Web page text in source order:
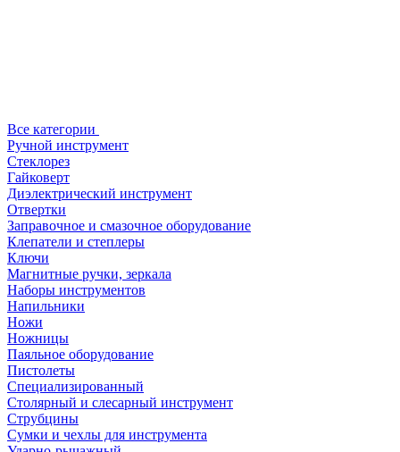
Все категории
Ручной инструмент
Стеклорез
Гайковерт
Диэлектрический инструмент
Отвертки
Заправочное и смазочное оборудование
Клепатели и степлеры
Ключи
Магнитные ручки, зеркала
Наборы инструментов
Напильники
Ножи
Ножницы
Паяльное оборудование
Пистолеты
Специализированный
Столярный и слесарный инструмент
Струбцины
Сумки и чехлы для инструмента